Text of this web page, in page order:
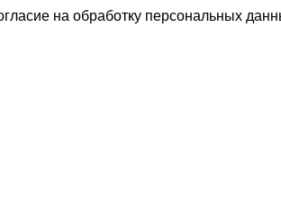
на обработку персональных